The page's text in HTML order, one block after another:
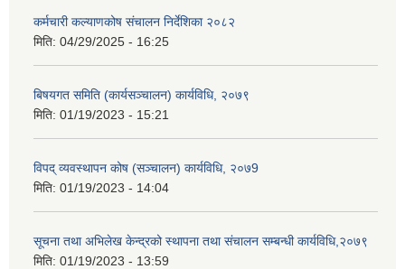
कर्मचारी कल्याणकोष संचालन निर्देशिका २०८२
मिति: 04/29/2025 - 16:25
बिषयगत समिति (कार्यसञ्चालन) कार्यविधि, २०७९
मिति: 01/19/2023 - 15:21
विपद् व्यवस्थापन कोष (सञ्चालन) कार्यविधि, २०७9
मिति: 01/19/2023 - 14:04
सूचना तथा अभिलेख केन्द्रको स्थापना तथा संचालन सम्बन्धी कार्यविधि,२०७९
मिति: 01/19/2023 - 13:59